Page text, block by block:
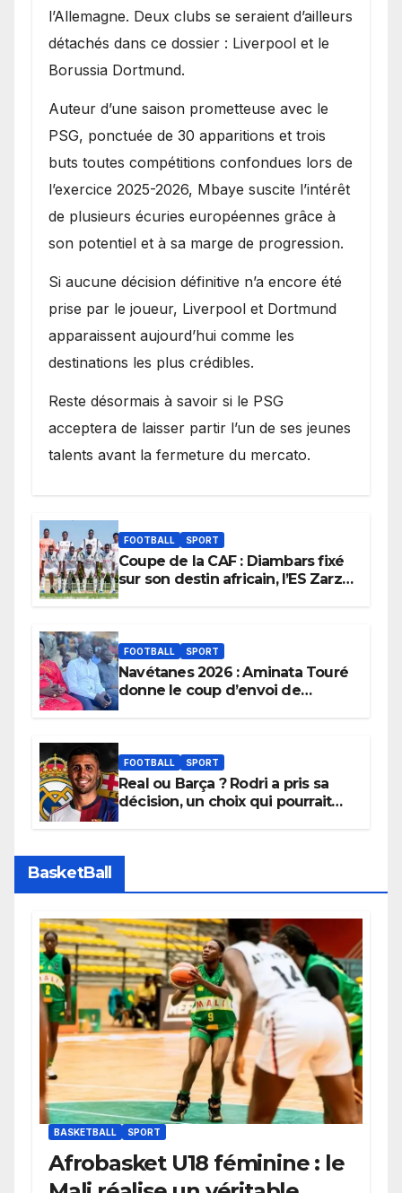
l’Allemagne. Deux clubs se seraient d’ailleurs
détachés dans ce dossier : Liverpool et le
Borussia Dortmund.
Auteur d’une saison prometteuse avec le
PSG, ponctuée de 30 apparitions et trois
buts toutes compétitions confondues lors de
l’exercice 2025-2026, Mbaye suscite l’intérêt
de plusieurs écuries européennes grâce à
son potentiel et à sa marge de progression.
Si aucune décision définitive n’a encore été
prise par le joueur, Liverpool et Dortmund
apparaissent aujourd’hui comme les
destinations les plus crédibles.
Reste désormais à savoir si le PSG
acceptera de laisser partir l’un de ses jeunes
talents avant la fermeture du mercato.
FOOTBALL SPORT
Coupe de la CAF : Diambars fixé
sur son destin africain, l’ES Zarzis
FOOTBALL SPORT
Navétanes 2026 : Aminata Touré
donne le coup d’envoi de
apaisées.
FOOTBALL SPORT
Real ou Barça ? Rodri a pris sa
décision, un choix qui pourrait
BasketBall
BASKETBALL SPORT
Afrobasket U18 féminine : le